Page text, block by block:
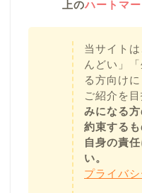
上のハートマー
当サイト
んどい」
る方向け
ご紹介を
みになる
約束する
自身の責
い。
プライバ